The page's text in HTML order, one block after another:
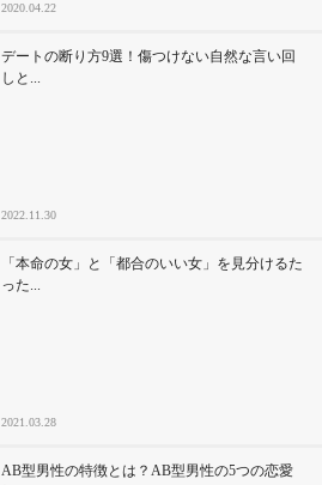
2020.04.22
デートの断り方9選！傷つけない自然な言い回
しと...
2022.11.30
「本命の女」と「都合のいい女」を見分けるた
った...
2021.03.28
AB型男性の特徴とは？AB型男性の5つの恋愛